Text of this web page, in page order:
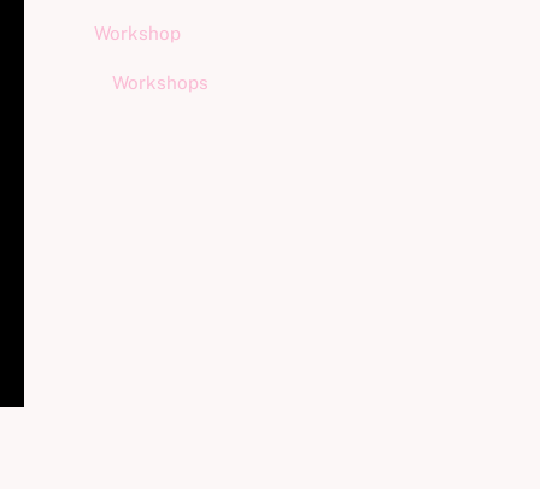
Workshop
Workshops